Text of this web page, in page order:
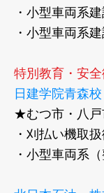
・小型車両系
・小型車両系
特別教育・安
日建学院青森校
★むつ市・八戸
・刈払い機取
・小型車両系